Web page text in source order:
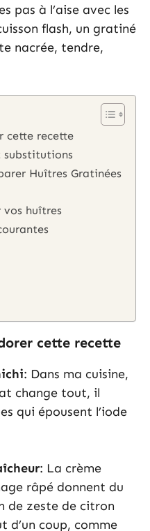
pas à l’aise avec les
flash, un gratiné
nacrée, tendre,
cette recette
substitutions
Huîtres Gratinées
vos huîtres
cette recette
: Dans ma cuisine,
change tout, il
qui épousent l’iode
: La crème
râpé donnent du
de zeste de citron
d’un coup, comme